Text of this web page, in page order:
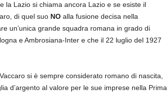
la Lazio si chiama ancora Lazio e se esiste il
di quel suo NOalla fusione decisa nella
un’unica grande squadra romana in grado di
e Ambrosiana-Inter e che il 22 luglio del 1927
si è sempre considerato romano di nascita,
d’argento al valore per le sue imprese nella Prima